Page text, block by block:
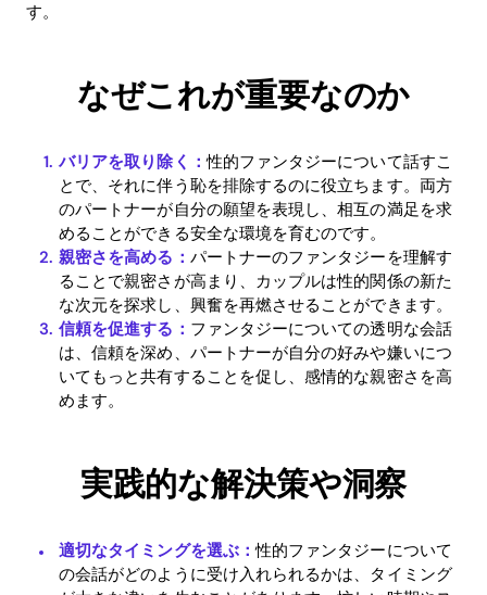
す。
なぜこれが重要なのか
バリアを取り除く：性的ファンタジーについて話すこ
とで、それに伴う恥を排除するのに役立ちます。両方
のパートナーが自分の願望を表現し、相互の満足を求
めることができる安全な環境を育むのです。
親密さを高める： パートナーのファンタジーを理解す
ることで親密さが高まり、カップルは性的関係の新た
な次元を探求し、興奮を再燃させることができます。
信頼を促進する： ファンタジーについての透明な会話
は、信頼を深め、パートナーが自分の好みや嫌いにつ
いてもっと共有することを促し、感情的な親密さを高
めます。
実践的な解決策や洞察
適切なタイミングを選ぶ：性的ファンタジーについて
の会話がどのように受け入れられるかは、タイミング